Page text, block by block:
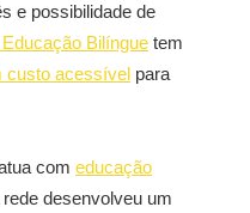
e possibilidade de
Bilíngue tem
custo acessível para
com educação
desenvolveu um